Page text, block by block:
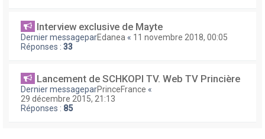
Interview exclusive de Mayte
Dernier messageparEdanea « 11 novembre 2018, 00:05
Réponses : 33
Lancement de SCHKOPI TV. Web TV Princière
Dernier messageparPrinceFrance «
29 décembre 2015, 21:13
Réponses : 85